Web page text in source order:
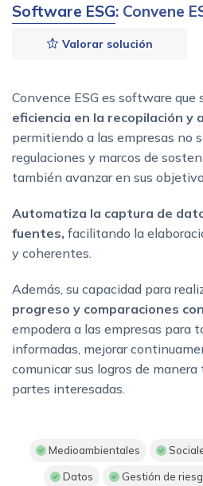
Software ESG: Convene
Valorar solución
Convence ESG es software que
eficiencia en la recopilación y
permitiendo a las empresas no
regulaciones y marcos de
también avanzar en sus
Automatiza la captura de
fuentes, facilitando la
y coherentes.
Además, su capacidad para
progreso y comparaciones
empodera a las empresas para
informadas, mejorar
comunicar sus logros de
partes interesadas.
Medioambientales
Datos Gestión de